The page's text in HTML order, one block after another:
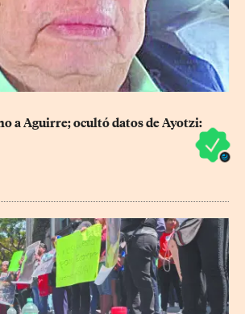
a Aguirre; ocultó datos de Ayotzi: